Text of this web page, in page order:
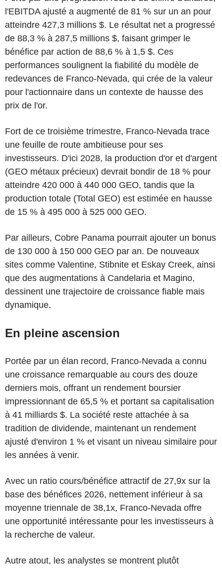
l'EBITDA ajusté a augmenté de 81 % sur un an pour
atteindre 427,3 millions $. Le résultat net a progressé
de 88,3 % à 287,5 millions $, faisant grimper le
bénéfice par action de 88,6 % à 1,5 $. Ces
performances soulignent la fiabilité du modèle de
redevances de Franco-Nevada, qui crée de la valeur
pour l'actionnaire dans un contexte de hausse des
prix de l'or.
Fort de ce troisième trimestre, Franco-Nevada trace
une feuille de route ambitieuse pour ses
investisseurs. D'ici 2028, la production d'or et d'argent
(GEO métaux précieux) devrait bondir de 18 % pour
atteindre 420 000 à 440 000 GEO, tandis que la
production totale (Total GEO) est estimée en hausse
de 15 % à 495 000 à 525 000 GEO.
Par ailleurs, Cobre Panama pourrait ajouter un bonus
de 130 000 à 150 000 GEO par an. De nouveaux
sites comme Valentine, Stibnite et Eskay Creek, ainsi
que des augmentations à Candelaria et Magino,
dessinent une trajectoire de croissance fiable mais
dynamique.
En pleine ascension
Portée par un élan record, Franco-Nevada a connu
une croissance remarquable au cours des douze
derniers mois, offrant un rendement boursier
impressionnant de 65,5 % et portant sa capitalisation
à 41 milliards $. La société reste attachée à sa
tradition de dividende, maintenant un rendement
ajusté d'environ 1 % et visant un niveau similaire pour
les années à venir.
Avec un ratio cours/bénéfice attractif de 27,9x sur la
base des bénéfices 2026, nettement inférieur à sa
moyenne triennale de 38,1x, Franco-Nevada offre
une opportunité intéressante pour les investisseurs à
la recherche de valeur.
Autre atout, les analystes se montrent plutôt